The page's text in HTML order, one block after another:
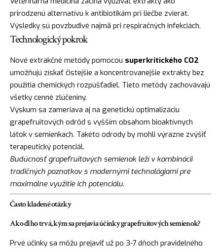
prirodzenú alternatívu k antibiotikám pri liečbe zvierat.
Výsledky sú povzbudivé najmä pri respiračných infekciách.
Technologický pokrok
Nové extrakčné metódy pomocou superkritického CO2
umožňujú získať čistejšie a koncentrovanejšie extrakty bez
použitia chemických rozpúšťadiel. Tieto metódy zachovávajú
všetky cenné zlúčeniny.
Výskum sa zameriava aj na genetickú optimalizáciu
grapefruitových odrôd s vyšším obsahom bioaktívnych
látok v semienkach. Takéto odrody by mohli výrazne zvýšiť
terapeutický potenciál.
Budúcnosť grapefruitových semienok leží v kombinácii
tradičných poznatkov s modernými technológiami pre
maximálne využitie ich potenciálu.
Často kladené otázky
Ako dlho trvá, kým sa prejavia účinky grapefruitových semienok?
Prvé účinky sa môžu prejaviť už po 3-7 dňoch pravidelného